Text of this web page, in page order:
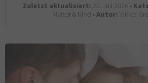
Zuletzt aktualisiert: 22. Juli 2026 •
Mutter & Kind •Autor:Vikica